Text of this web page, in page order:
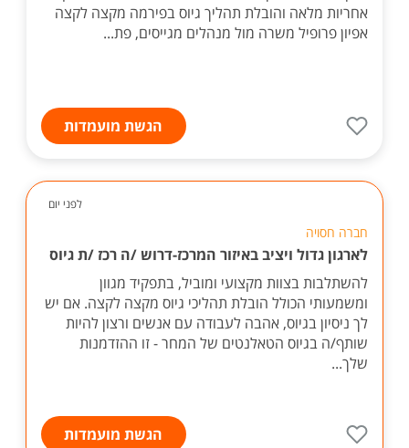
אחריות מלאה והובלת תהליך גיוס בפירמה מקצה לקצה
אפיון פרופיל משרה מול מנהלים מגייסים, פת...
הגשת מועמדות
לפני יום
חברה חסויה
לארגון גדול ויציב באיזור המרכז-דרוש /ה רכז /ת גיוס
להשתלבות בצוות מקצועי ומוביל, בתפקיד מגוון
ומשמעותי הכולל הובלת תהליכי גיוס מקצה לקצה. אם יש
לך ניסיון בגיוס, אהבה לעבודה עם אנשים ורצון להיות
שותף/ה בגיוס הטאלנטים של המחר - זו ההזדמנות
שלך...
הגשת מועמדות